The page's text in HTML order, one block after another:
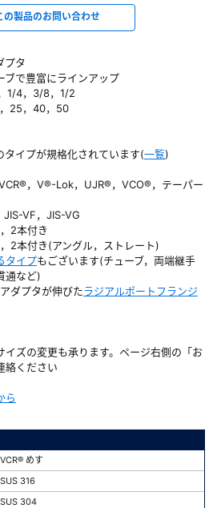
プタ
ブで豊富にラインアップ
1/4，3/8，1/2
25，40，50
イプが規格化されています(一覧)
，V®-Lok，UJR®，VCO®，テーパー
JIS-VF，JIS-VG
2本付き
2本付き(アングル，ストレート)
タイプもございます(チューブ，両端継手
通など)
ダプタが伸びたラジアルポートフランジ
ズの変更も承ります。ページ右側の「お
絡ください
ら
VCR® めす
SUS 316
SUS 304
の製品のお問い合わせ